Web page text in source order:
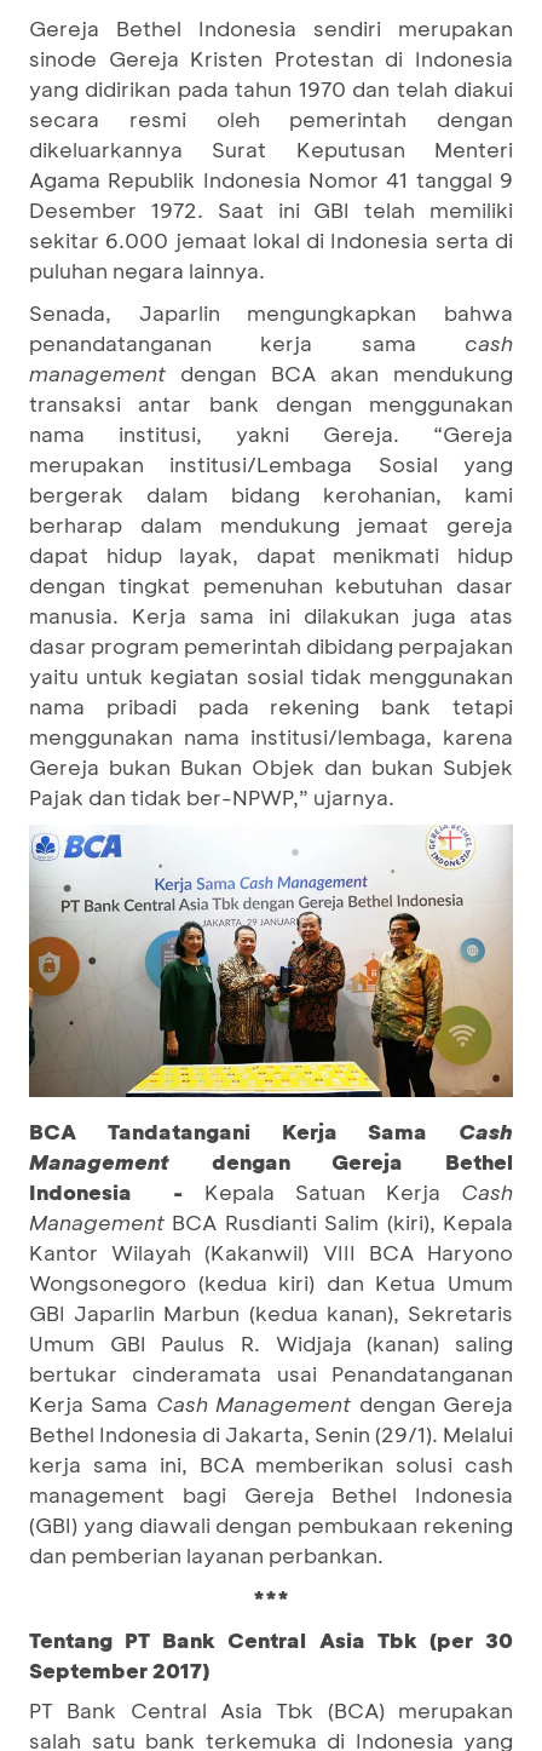
Gereja Bethel Indonesia sendiri merupakan
sinode Gereja Kristen Protestan di Indonesia
yang didirikan pada tahun 1970 dan telah diakui
secara resmi oleh pemerintah dengan
dikeluarkannya Surat Keputusan Menteri
Agama Republik Indonesia Nomor 41 tanggal 9
Desember 1972. Saat ini GBI telah memiliki
sekitar 6.000 jemaat lokal di Indonesia serta di
puluhan negara lainnya.
Senada, Japarlin mengungkapkan bahwa
penandatanganan kerja sama cash
management dengan BCA akan mendukung
transaksi antar bank dengan menggunakan
nama institusi, yakni Gereja. “Gereja
merupakan institusi/Lembaga Sosial yang
bergerak dalam bidang kerohanian, kami
berharap dalam mendukung jemaat gereja
dapat hidup layak, dapat menikmati hidup
dengan tingkat pemenuhan kebutuhan dasar
manusia. Kerja sama ini dilakukan juga atas
dasar program pemerintah dibidang perpajakan
yaitu untuk kegiatan sosial tidak menggunakan
nama pribadi pada rekening bank tetapi
menggunakan nama institusi/lembaga, karena
Gereja bukan Bukan Objek dan bukan Subjek
Pajak dan tidak ber-NPWP,” ujarnya.
BCA Tandatangani Kerja Sama Cash
Management dengan Gereja Bethel
Indonesia - Kepala Satuan Kerja Cash
Management BCA Rusdianti Salim (kiri), Kepala
Kantor Wilayah (Kakanwil) VIII BCA Haryono
Wongsonegoro (kedua kiri) dan Ketua Umum
GBI Japarlin Marbun (kedua kanan), Sekretaris
Umum GBI Paulus R. Widjaja (kanan) saling
bertukar cinderamata usai Penandatanganan
Kerja Sama Cash Management dengan Gereja
Bethel Indonesia di Jakarta, Senin (29/1). Melalui
kerja sama ini, BCA memberikan solusi cash
management bagi Gereja Bethel Indonesia
(GBI) yang diawali dengan pembukaan rekening
dan pemberian layanan perbankan.
***
Tentang PT Bank Central Asia Tbk (per 30
September 2017)
PT Bank Central Asia Tbk (BCA) merupakan
salah satu bank terkemuka di Indonesia yang